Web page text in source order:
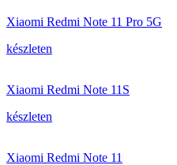
Xiaomi Redmi Note 11 Pro 5G
készleten
Xiaomi Redmi Note 11S
készleten
Xiaomi Redmi Note 11